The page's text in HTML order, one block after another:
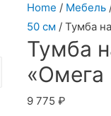
Home / Мебель
50 см / Тумба
Тумба
«Омега
9 775 ₽